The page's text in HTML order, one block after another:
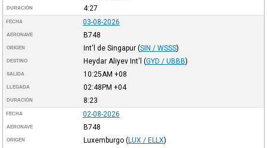
DURACIÓN 4:27
FECHA 03-08-2026
AERONAVE B748
ORIGEN Int'l de Singapur (SIN / WSSS)
DESTINO Heydar Aliyev Int'l (GYD / UBBB)
SALIDA 10:25AM +08
LLEGADA 02:48PM +04
DURACIÓN 8:23
FECHA 02-08-2026
AERONAVE B748
ORIGEN Luxemburgo (LUX / ELLX)